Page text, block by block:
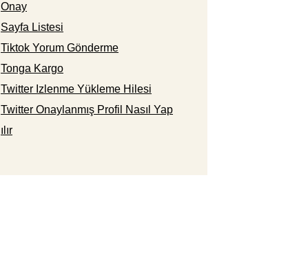
Onay
Sayfa Listesi
Tiktok Yorum Gönderme
Tonga Kargo
Twitter Izlenme Yükleme Hilesi
Twitter Onaylanmış Profil Nasıl Yap
ılır